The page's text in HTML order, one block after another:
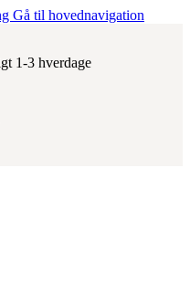
Gå til hovednavigation
1-3 hverdage